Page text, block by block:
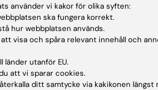
Institutet, 2024-2026
Karolinska Institutet, 2024-
använder vi kakor för olika syften:
ska fungera korrekt.
hur webbplatsen används.
visa och spåra relevant innehåll och
länder utanför EU.
att vi sparar cookies.
ditt samtycke via kakikonen